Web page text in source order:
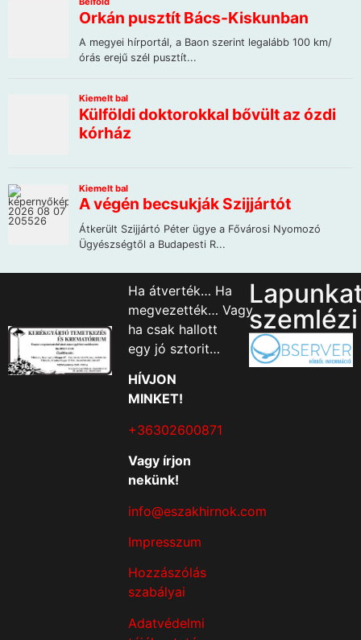
Ha átverték… Ha
megvezették… Vagy
ha csak hallott
egy jó sztorit…
HÍVJON
MINKET!
+36302600871
Vagy írjon
nekünk!
info@eszakhirnok.com
Impresszum
Hozzászólás
szabályai
Adatvédelmi
szemlézi